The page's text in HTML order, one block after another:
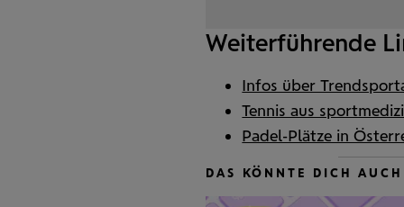
Weiterführende
Infos über
Tennis aus
Padel-Plätze in
DAS KÖNNTE DICH AUCH